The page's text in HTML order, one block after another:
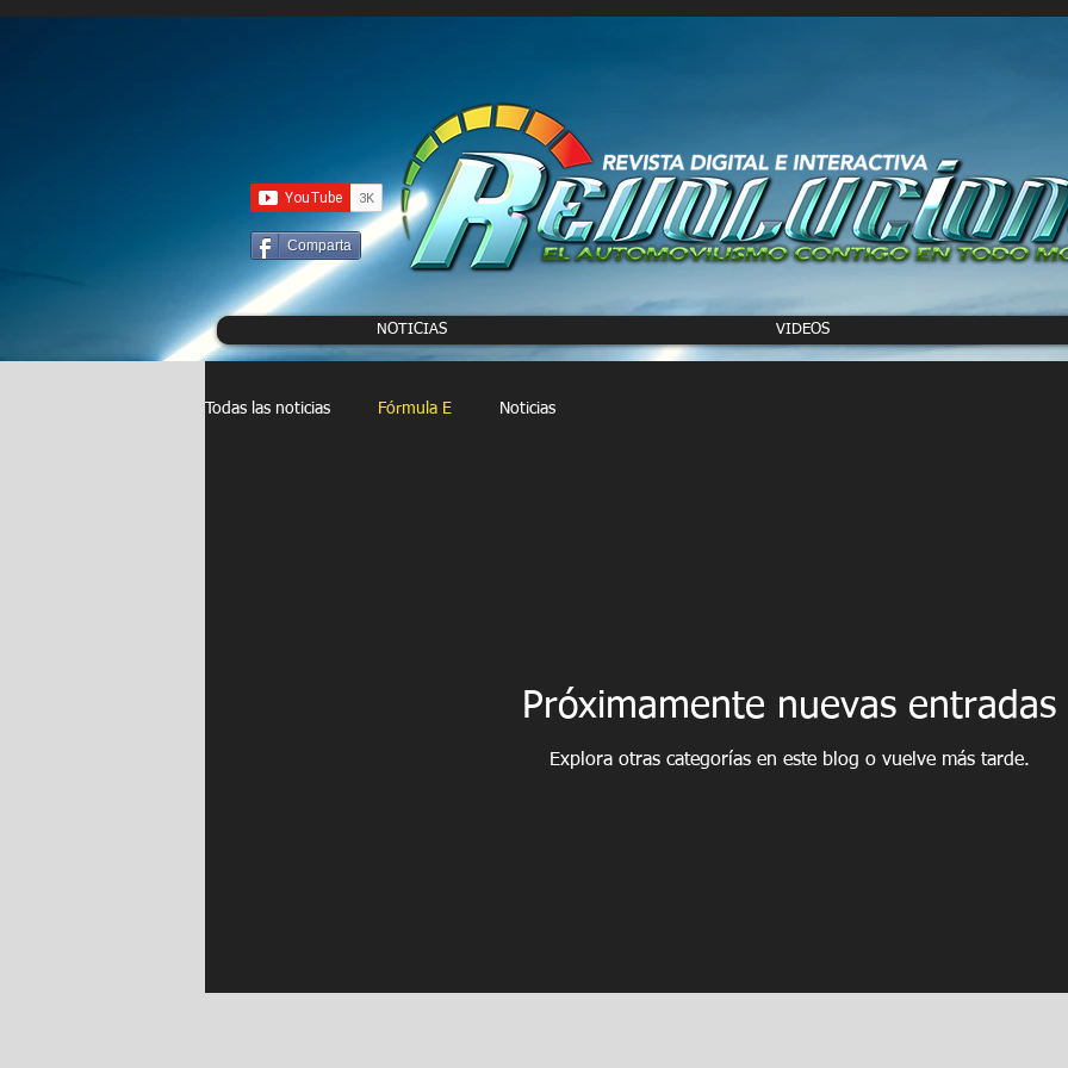
Comparta
NOTICIAS VIDEOS
Todas las noticias Fórmula E Noticias
Próximamente nuevas entradas
Explora otras categorías en este blog o vuelve más tarde.